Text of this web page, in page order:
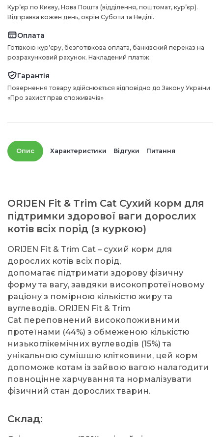
Курʼєр по Києву, Нова Пошта (відділення, поштомат, курʼєр).
Відправка кожен день, окрім Суботи та Неділі.
Оплата
Готівкою курʼєру, безготівкова оплата, банківский переказ на
розрахунковий рахунок. Накладений платіж.
Гарантія
Повернення товару здійснюється відповідно до Закону України
«Про захист прав споживачів»
Опис Характеристики Відгуки Питання
ORIJEN Fit & Trim Cat Сухий корм для
підтримки здорової ваги дорослих
котів всіх порід (з куркою)
ORIJEN Fit & Trim Cat – сухий корм для
дорослих котів всіх порід,
допомагає підтримати здорову фізичну
форму та вагу, завдяки високопротеїновому
раціону з помірною кількістю жиру та
вуглеводів. ORIJEN Fit & Trim
Cat переповнений високопоживними
протеїнами (44%) з обмеженою кількістю
низькоглікемічних вуглеводів (15%) та
унікальною сумішшю клітковини, цей корм
допоможе котам із зайвою вагою налагодити
повноцінне харчування та нормалізувати
фізичний стан дорослих тварин.
Склад: